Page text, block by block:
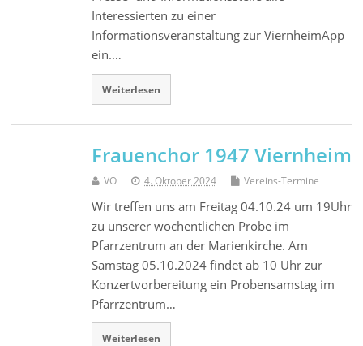
Interessierten zu einer
Informationsveranstaltung zur ViernheimApp
ein.…
Weiterlesen
Frauenchor 1947 Viernheim
VO 4. Oktober 2024 Vereins-Termine
Wir treffen uns am Freitag 04.10.24 um 19Uhr
zu unserer wöchentlichen Probe im
Pfarrzentrum an der Marienkirche. Am
Samstag 05.10.2024 findet ab 10 Uhr zur
Konzertvorbereitung ein Probensamstag im
Pfarrzentrum…
Weiterlesen